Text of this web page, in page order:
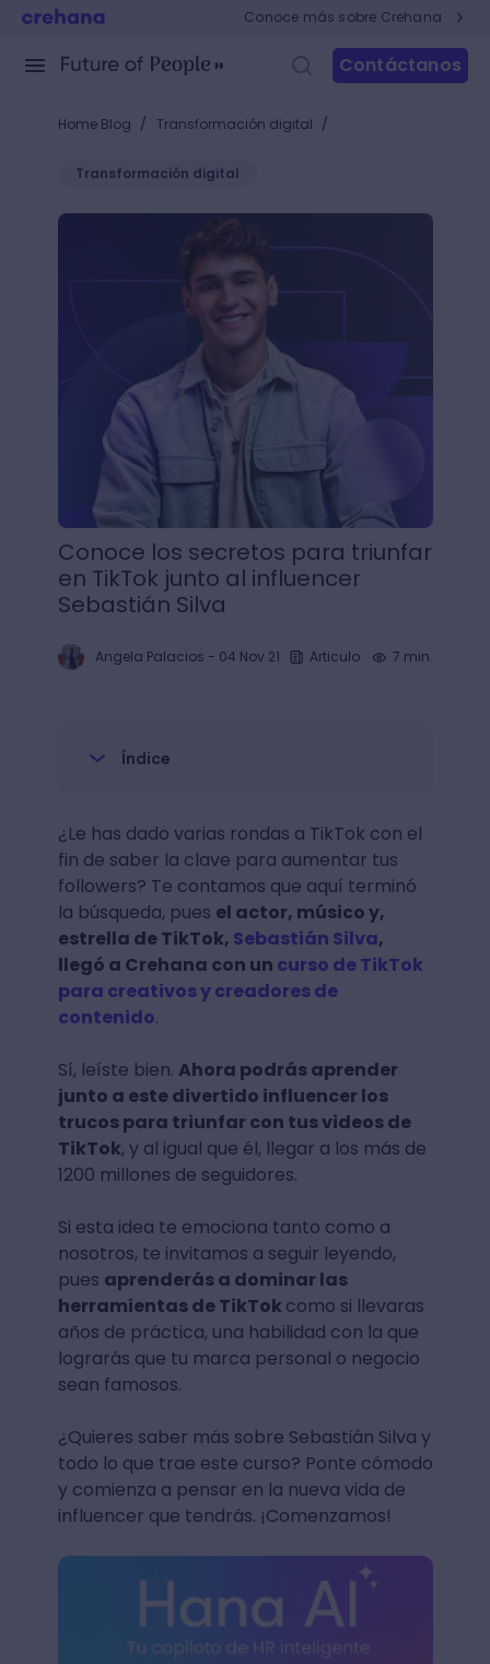
Conoce más sobre Crehana
Contáctanos
Home Blog / Transformación digital /
Transformación digital
Conoce los secretos para triunfar en TikTok junto
Conoce los secretos para triunfar
en TikTok junto al influencer
Sebastián Silva
Angela Palacios - 04 Nov 21 Articulo 7 min.
Índice
¿Le has dado varias rondas a TikTok con el
fin de saber la clave para aumentar tus
followers? Te contamos que aquí terminó
la búsqueda, pues el actor, músico y,
estrella de TikTok, Sebastián Silva,
llegó a Crehana con un curso de TikTok
para creativos y creadores de
contenido.
Sí, leíste bien. Ahora podrás aprender
junto a este divertido influencer los
trucos para triunfar con tus videos de
TikTok, y al igual que él, llegar a los más de
1200 millones de seguidores.
Si esta idea te emociona tanto como a
nosotros, te invitamos a seguir leyendo,
pues aprenderás a dominar las
herramientas de TikTok como si llevaras
años de práctica, una habilidad con la que
lograrás que tu marca personal o negocio
sean famosos.
¿Quieres saber más sobre Sebastián Silva y
todo lo que trae este curso? Ponte cómodo
y comienza a pensar en la nueva vida de
influencer que tendrás. ¡Comenzamos!